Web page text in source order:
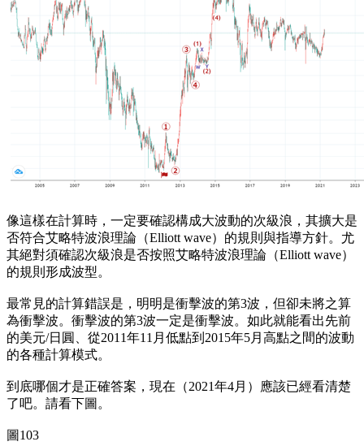
像這樣在計算時，一定要確認構成大波動的次級浪，其擴大是
否符合艾略特波浪理論（Elliott wave）的規則與指導方針。尤
其絕對須確認次級浪是否按照艾略特波浪理論（Elliott wave）
的規則形成波型。
最常見的計算錯誤是，明明是衝擊波的第3波，但卻未將之算
為衝擊波。衝擊波的第3波一定是衝擊波。如此就能看出先前
的美元/日圓、從2011年11月低點到2015年5月高點之間的波動
的各種計算模式。
到底哪個才是正確答案，現在（2021年4月）應該已經看清楚
了吧。請看下圖。
圖103